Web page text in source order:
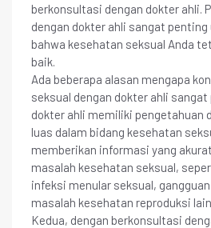
berkonsultasi dengan dokter ahli.
dengan dokter ahli sangat
bahwa kesehatan seksual Anda
baik.
Ada beberapa alasan mengapa
seksual dengan dokter ahli
dokter ahli memiliki pengetahuan
luas dalam bidang kesehatan
memberikan informasi yang
masalah kesehatan seksual,
infeksi menular seksual,
masalah kesehatan reproduksi
Kedua, dengan berkonsultasi